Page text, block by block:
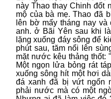
này Thao thay Chinh đốt
mộ của bà mẹ. Thao đã
lên bờ mấy tháng nay
anh. ở Bãi Yên sau khi
lặng xuống đáy sông để
phút sau, tăm nổi lên
mặt nước kêu thảng thốt:
Một ngọn lửa bỏng rát
xuống sông hít một hơi
đá xanh đã bị vứt ngổn
phải nước mà có một